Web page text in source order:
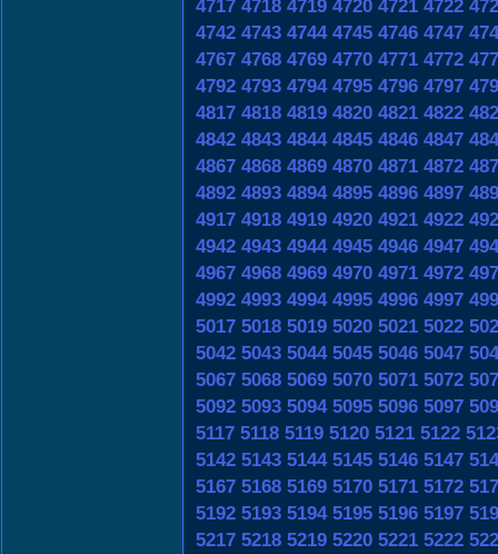
4717 4718 4719 4720 4721 4722
4742 4743 4744 4745 4746 4747
4767 4768 4769 4770 4771 4772
4792 4793 4794 4795 4796 4797
4817 4818 4819 4820 4821 4822
4842 4843 4844 4845 4846 4847
4867 4868 4869 4870 4871 4872
4892 4893 4894 4895 4896 4897
4917 4918 4919 4920 4921 4922
4942 4943 4944 4945 4946 4947
4967 4968 4969 4970 4971 4972
4992 4993 4994 4995 4996 4997
5017 5018 5019 5020 5021 5022
5042 5043 5044 5045 5046 5047
5067 5068 5069 5070 5071 5072
5092 5093 5094 5095 5096 5097
5117 5118 5119 5120 5121 5122
5142 5143 5144 5145 5146 5147
5167 5168 5169 5170 5171 5172
5192 5193 5194 5195 5196 5197
5217 5218 5219 5220 5221 5222